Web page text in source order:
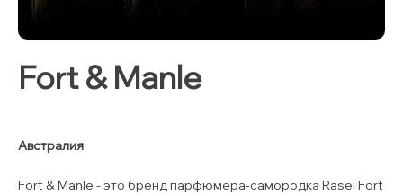
Fort & Manle
Австралия
Fort & Manle - это бренд парфюмера-самородка Rasei Fort